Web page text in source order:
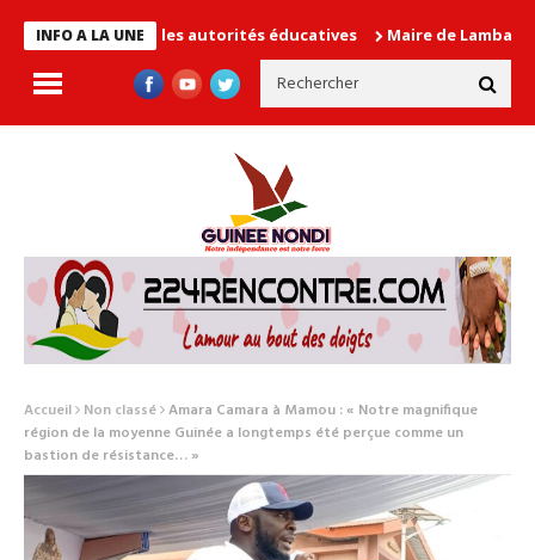
INFO A LA UNE
cause les autorités éducatives Maire de Lambanyi : Baba
Accueil Non classé Amara Camara à Mamou : « Notre magnifique
région de la moyenne Guinée a longtemps été perçue comme un
bastion de résistance… »